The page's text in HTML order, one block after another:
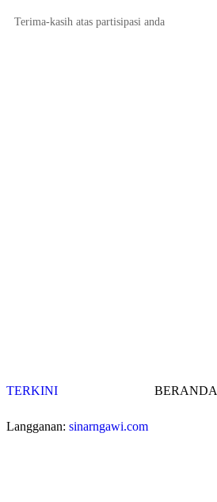
Terima-kasih atas partisipasi anda
TERKINI BERANDA
Langganan: sinarngawi.com